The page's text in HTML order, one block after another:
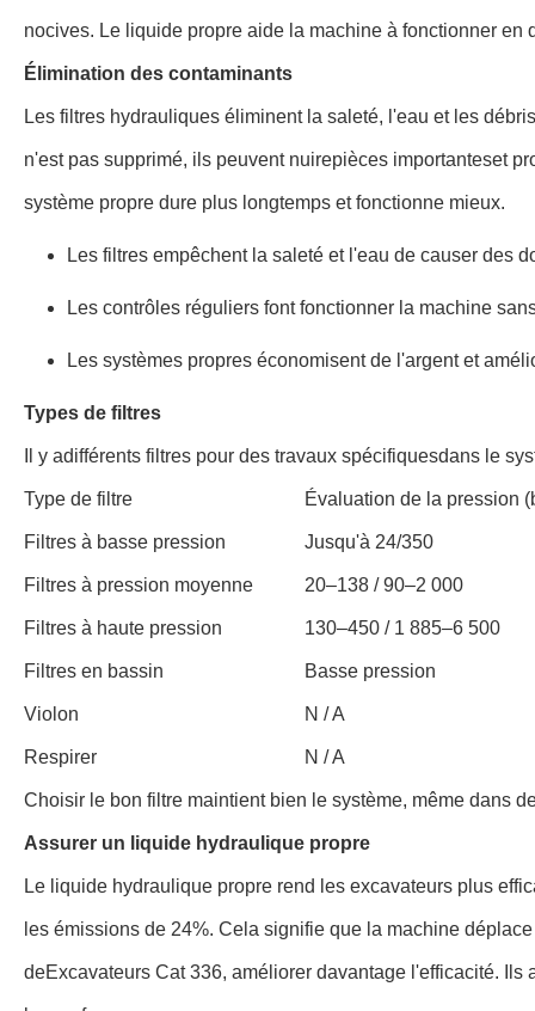
nocives. Le liquide propre aide la machine à fonctionner
Élimination des contaminants
Les filtres hydrauliques éliminent la saleté, l'eau et les
n'est pas supprimé, ils peuvent nuirepièces importanteset
système propre dure plus longtemps et fonctionne mieux.
Les filtres empêchent la saleté et l'eau de causer des
Les contrôles réguliers font fonctionner la machine
Les systèmes propres économisent de l'argent et
Types de filtres
Il y adifférents filtres pour des travaux spécifiquesdans le
Type de filtre Évaluation de la pression
Filtres à basse pression Jusqu'à 24/350
Filtres à pression moyenne 20–138 / 90–2 000
Filtres à haute pression 130–450 / 1 885–6 500
Filtres en bassin Basse pression
Violon N / A
Respirer N / A
Choisir le bon filtre maintient bien le système, même dans
Assurer un liquide hydraulique propre
Le liquide hydraulique propre rend les excavateurs plus
les émissions de 24%. Cela signifie que la machine
deExcavateurs Cat 336, améliorer davantage l'efficacité. Ils